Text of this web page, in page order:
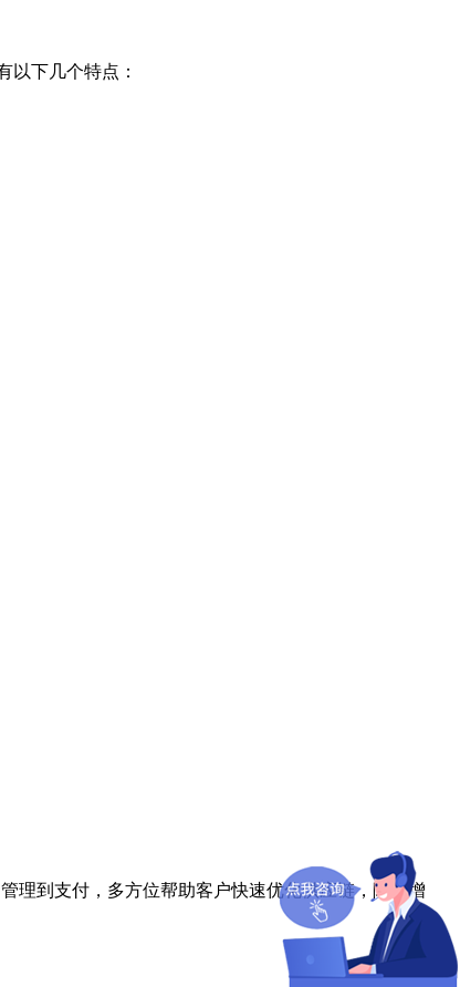
以下几个特点：
理到支付，多方位帮助客户快速优化供应链，降本增